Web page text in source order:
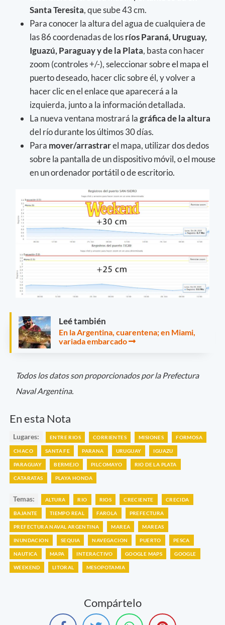
Santa Teresita, que sube 43 cm.
Para conocer la altura del agua de cualquiera de
las 86 coordenadas de losríos Paraná, Uruguay,
Iguazú, Paraguay y de la Plata, basta con hacer
zoom (controles +/-), seleccionar sobre el mapa el
puerto deseado, hacer clic sobre él, y volver a
hacer clic en el enlace que aparecerá a la
izquierda, junto a la información detallada.
La nueva ventana mostrará lagráfica de la altura
del río durante los últimos 30 días.
Para mover/arrastrarel mapa, utilizar dos dedos
sobre la pantalla de un dispositivo móvil, o el mouse
en un ordenador portátil o de escritorio.
Leé también
En la Argentina, cuarentena; en Miami,
variada embarcado
Todos los datos son proporcionados por la Prefectura
Naval Argentina.
En esta Nota
Lugares: ENTRE RIOS CORRIENTES MISIONES FORMOSA
CHACO SANTA FE PARANA URUGUAY IGUAZU
PARAGUAY BERMEJO PILCOMAYO RIO DE LA PLATA
CATARATAS PLAYA HONDA
Temas: ALTURA RIO RIOS CRECIENTE CRECIDA
BAJANTE TIEMPO REAL FAROLA PREFECTURA
PREFECTURA NAVAL ARGENTINA MAREA MAREAS
INUNDACION SEQUIA NAVEGACION PUERTO PESCA
NAUTICA MAPA INTERACTIVO GOOGLE MAPS GOOGLE
WEEKEND LITORAL MESOPOTAMIA
Compártelo